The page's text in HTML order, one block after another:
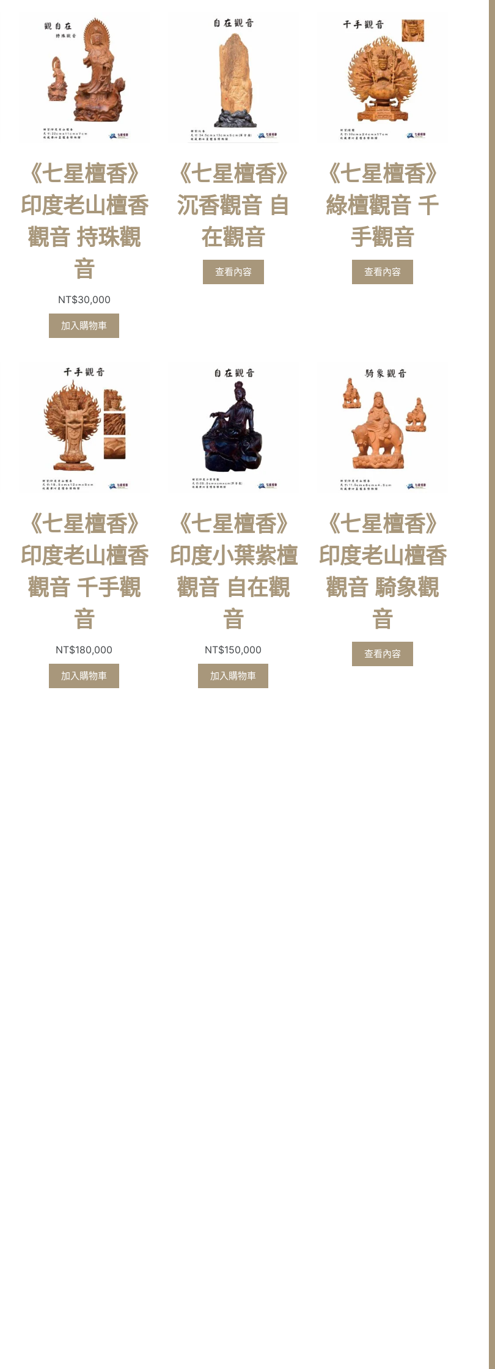
《七星檀香》
印度老山檀香
觀音 持珠觀
音
NT$30,000
加入購物車
《七星檀香》
沉香觀音 自
在觀音
查看內容
《七星檀香》
綠檀觀音 千
手觀音
查看內容
《七星檀香》
印度老山檀香
觀音 千手觀
音
NT$180,000
加入購物車
《七星檀香》
印度小葉紫檀
觀音 自在觀
音
NT$150,000
加入購物車
《七星檀香》
印度老山檀香
觀音 騎象觀
音
查看內容